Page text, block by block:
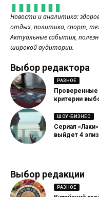
Новости и аналитика:
отдых, политика, спорт,
Актуальные события,
широкой аудитории.
Выбор редактора
РАЗНОЕ
Проверенные
критерии
ШОУ-БИЗНЕС
Сериал
выйдет 4
Выбор редакции
РАЗНОЕ